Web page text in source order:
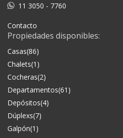
11 3050 - 7760
Contacto
Propiedades disponibles:
Casas(86)
Chalets(1)
Cocheras(2)
Departamentos(61)
Depósitos(4)
Dúplexs(7)
Galpón(1)